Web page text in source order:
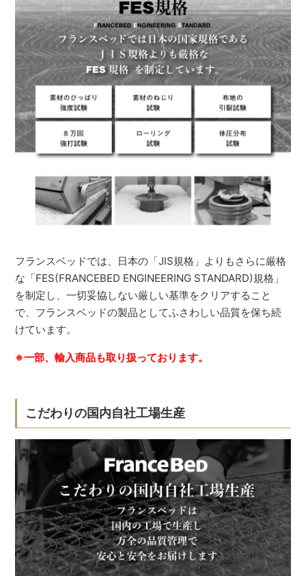
フランスベッドでは、日本の「JIS規格」よりもさらに厳格
な「FES(FRANCEBED ENGINEERING STANDARD)規格」
を制定し、一切妥協しない厳しい基準をクリアすること
で、フランスベッドの製品としてふさわしい品質を保ち続
けています。
※一部、輸入商品も取り扱っております。
こだわりの国内自社工場生産